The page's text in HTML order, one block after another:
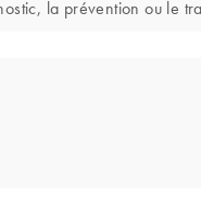
la prévention ou le